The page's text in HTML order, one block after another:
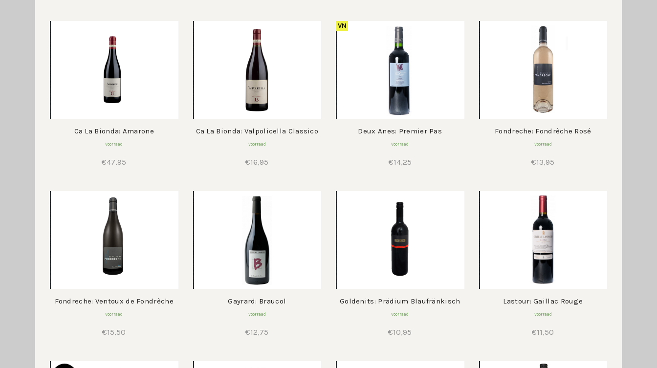
Ca La Bionda: Amarone
Voorraad
€47,95
Ca La Bionda: Valpolicella Classico
Voorraad
€16,95
VN
Deux Anes: Premier Pas
Voorraad
€14,25
Fondreche: Fondrèche Rosé
Voorraad
€13,95
Fondreche: Ventoux de Fondrèche
Voorraad
€15,50
Gayrard: Braucol
Voorraad
€12,75
Goldenits: Prädium Blaufränkisch
Voorraad
€10,95
Lastour: Gaillac Rouge
Voorraad
€11,50